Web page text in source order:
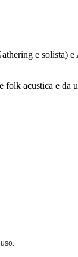
e solista)
folk acustica e da